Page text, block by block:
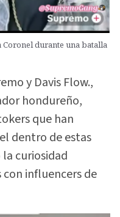
durante una batalla
y Davis Flow.,
hondureño,
que han
dentro de estas
curiosidad
con influencers de